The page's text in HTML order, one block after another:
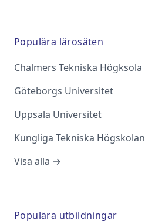
Populära lärosäten
Chalmers Tekniska Högksola
Göteborgs Universitet
Uppsala Universitet
Kungliga Tekniska Högskolan
Visa alla →
Populära utbildningar